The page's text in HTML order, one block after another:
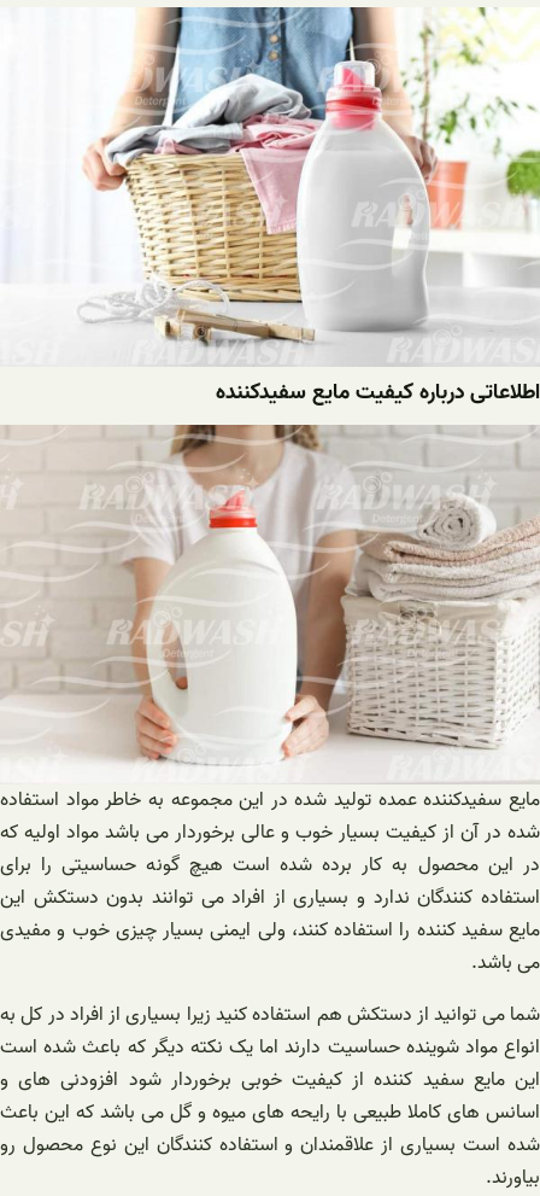
اطلاعاتی درباره کیفیت مایع سفیدکننده
مایع سفیدکننده عمده تولید شده در این مجموعه به خاطر مواد استفاده
شده در آن از کیفیت بسیار خوب و عالی برخوردار می باشد مواد اولیه که
در این محصول به کار برده شده است هیچ گونه حساسیتی را برای
استفاده کنندگان ندارد و بسیاری از افراد می توانند بدون دستکش این
مایع سفید کننده را استفاده کنند، ولی ایمنی بسیار چیزی خوب و مفیدی
می باشد.
شما می توانید از دستکش هم استفاده کنید زیرا بسیاری از افراد در کل به
انواع مواد شوینده حساسیت دارند اما یک نکته دیگر که باعث شده است
این مایع سفید کننده از کیفیت خوبی برخوردار شود افزودنی های و
اسانس های کاملا طبیعی با رایحه های میوه و گل می باشد که این باعث
شده است بسیاری از علاقمندان و استفاده کنندگان این نوع محصول رو
بیاورند.